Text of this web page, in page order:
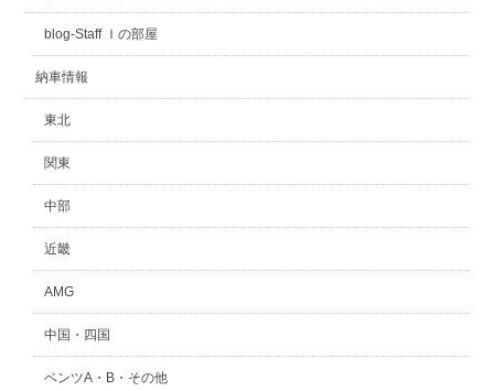
blog-Staff Ｉの部屋
納車情報
東北
関東
中部
近畿
AMG
中国・四国
ベンツA・B・その他